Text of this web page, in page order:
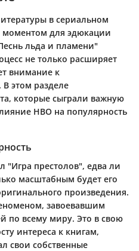
в сериальном
для эдюкации
льда и пламени"
не только расширяет
внимание к
этом разделе
которые сыграли важную
HBO на популярность
"Игра престолов", едва ли
масштабным будет его
произведения.
завоевавшим
по всему миру. Это в свою
интереса к книгам,
свои собственные